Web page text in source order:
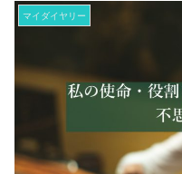
マイダイヤリー